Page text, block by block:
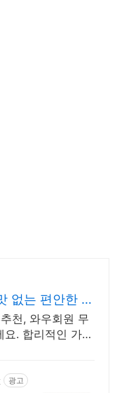
없는 편안한 섭
천, 와우회원 무
. 합리적인 가격
광고